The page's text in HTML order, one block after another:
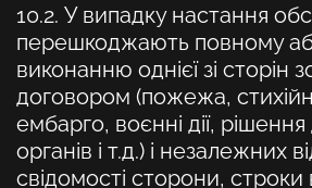
10.2. У випадку настання
перешкоджають повному
виконанню однієї зі сторін
договором (пожежа,
ембарго, воєнні дії,
органів і т.д.) і незалежних
свідомості сторони,